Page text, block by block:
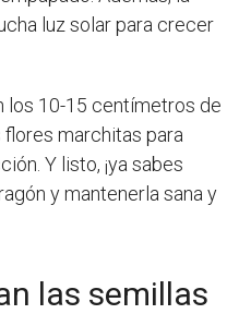
luz solar para crecer
los 10-15 centímetros de
marchitas para
Y listo, ¡ya sabes
y mantenerla sana y
las semillas